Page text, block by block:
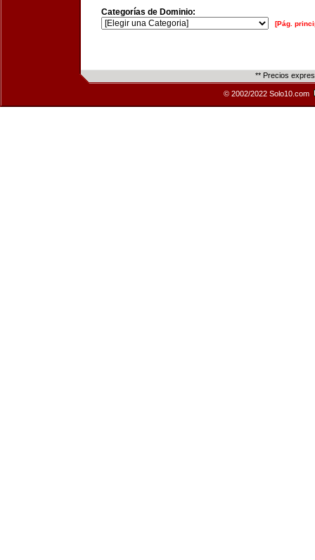
Categorías de Dominio:
[Pág.
** Precios
© 2002/2022 Solo10.com